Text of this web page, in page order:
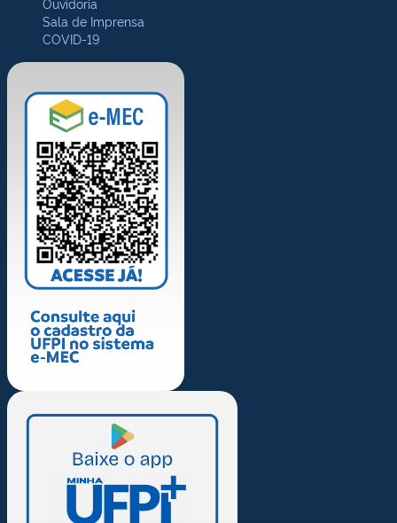
Sala de Imprensa
COVID-19